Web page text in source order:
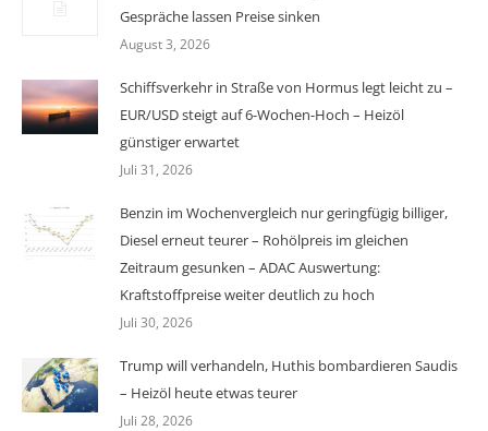
Gespräche lassen Preise sinken
August 3, 2026
Schiffsverkehr in Straße von Hormus legt leicht zu –
EUR/USD steigt auf 6-Wochen-Hoch – Heizöl
günstiger erwartet
Juli 31, 2026
Benzin im Wochenvergleich nur geringfügig billiger,
Diesel erneut teurer – Rohölpreis im gleichen
Zeitraum gesunken – ADAC Auswertung:
Kraftstoffpreise weiter deutlich zu hoch
Juli 30, 2026
Trump will verhandeln, Huthis bombardieren Saudis
– Heizöl heute etwas teurer
Juli 28, 2026